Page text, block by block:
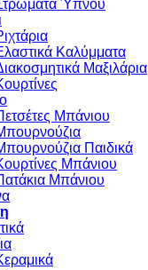
Ύπνου
Καλύμματα
Μαξιλάρια
Μπάνιου
Παιδικά
Μπάνιου
Μπάνιου